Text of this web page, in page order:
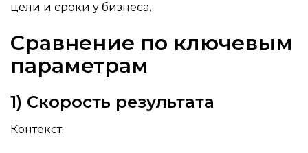
цели и сроки у бизнеса.
Сравнение по ключевым
параметрам
1) Скорость результата
Контекст: